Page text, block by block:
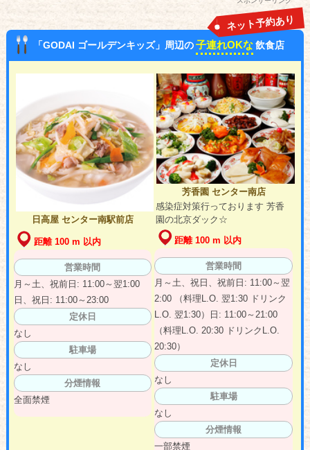
「GODAI ゴールデンキッズ」周辺の子連れOKな 飲食店
ネット予約あり
日高屋 センター南駅前店
距離 100 m 以内
営業時間
月～土、祝前日: 11:00～翌1:00
日、祝日: 11:00～23:00
定休日
なし
駐車場
なし
分煙情報
全面禁煙
芳香園 センター南店
感染症対策行っております 芳香
園の北京ダック☆
距離 100 m 以内
営業時間
月～土、祝日、祝前日: 11:00～翌
2:00 （料理L.O. 翌1:30 ドリンク
L.O. 翌1:30）日: 11:00～21:00
（料理L.O. 20:30 ドリンクL.O.
20:30）
定休日
なし
駐車場
なし
分煙情報
一部禁煙